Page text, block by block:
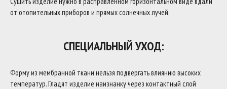
от отопительных приборов и прямых солнечных лучей.
СПЕЦИАЛЬНЫЙ УХОД:
Форму из мембранной ткани нельзя подвергать влиянию высоких
температур. Гладят изделие наизнанку через контактный слой